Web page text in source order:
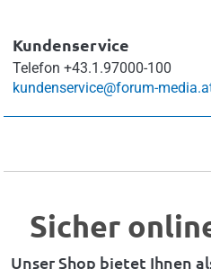
Kundenservice
Telefon +43.1.97000-100
kundenservice@forum-
Sicher
Unser Shop bietet Ihnen